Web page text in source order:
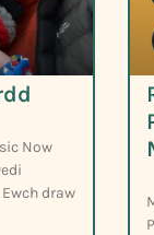
Now
draw